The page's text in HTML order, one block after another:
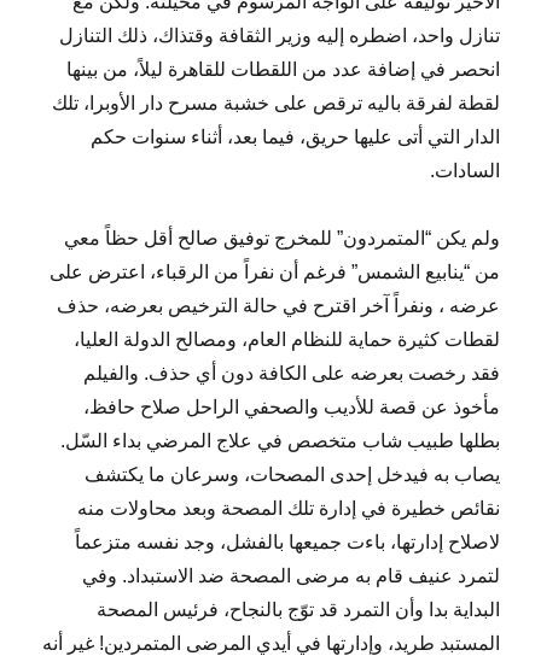
تنازل واحد، اضطره إليه وزير الثقافة وقتذاك، ذلك التنازل
انحصر في إضافة عدد من اللقطات للقاهرة ليلاً، من بينها
لقطة لفرقة باليه ترقص على خشبة مسرح دار الأوبرا، تلك
الدار التي أتى عليها حريق، فيما بعد، أثناء سنوات حكم
السادات.
ولم يكن “المتمردون” للمخرج توفيق صالح أقل حظاً معي
من “ينابيع الشمس” فرغم أن نفراً من الرقباء، اعترض على
عرضه ، ونفراً آخر اقترح في حالة الترخيص بعرضه، حذف
لقطات كثيرة حماية للنظام العام، ومصالح الدولة العليا،
فقد رخصت بعرضه على الكافة دون أي حذف. والفيلم
مأخوذ عن قصة للأديب والصحفي الراحل صلاح حافظ،
بطلها طبيب شاب متخصص في علاج المرضي بداء السّل.
يصاب به فيدخل إحدى المصحات، وسرعان ما يكتشف
نقائص خطيرة في إدارة تلك المصحة وبعد محاولات منه
لاصلاح إدارتها، باءت جميعها بالفشل، وجد نفسه متزعماً
لتمرد عنيف قام به مرضى المصحة ضد الاستبداد. وفي
البداية بدا وأن التمرد قد توّج بالنجاح، فرئيس المصحة
المستبد طريد، وإدارتها في أيدي المرضى المتمردين! غير أنه